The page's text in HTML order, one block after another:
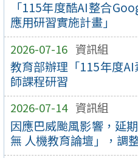
「115年度酷AI整合
應用研習實施計畫」
2026-07-16 資訊組
教育部辦理「115年度
師課程研習
2026-07-14 資訊組
因應巴威颱風影響，延
無 人機教育論壇」，調